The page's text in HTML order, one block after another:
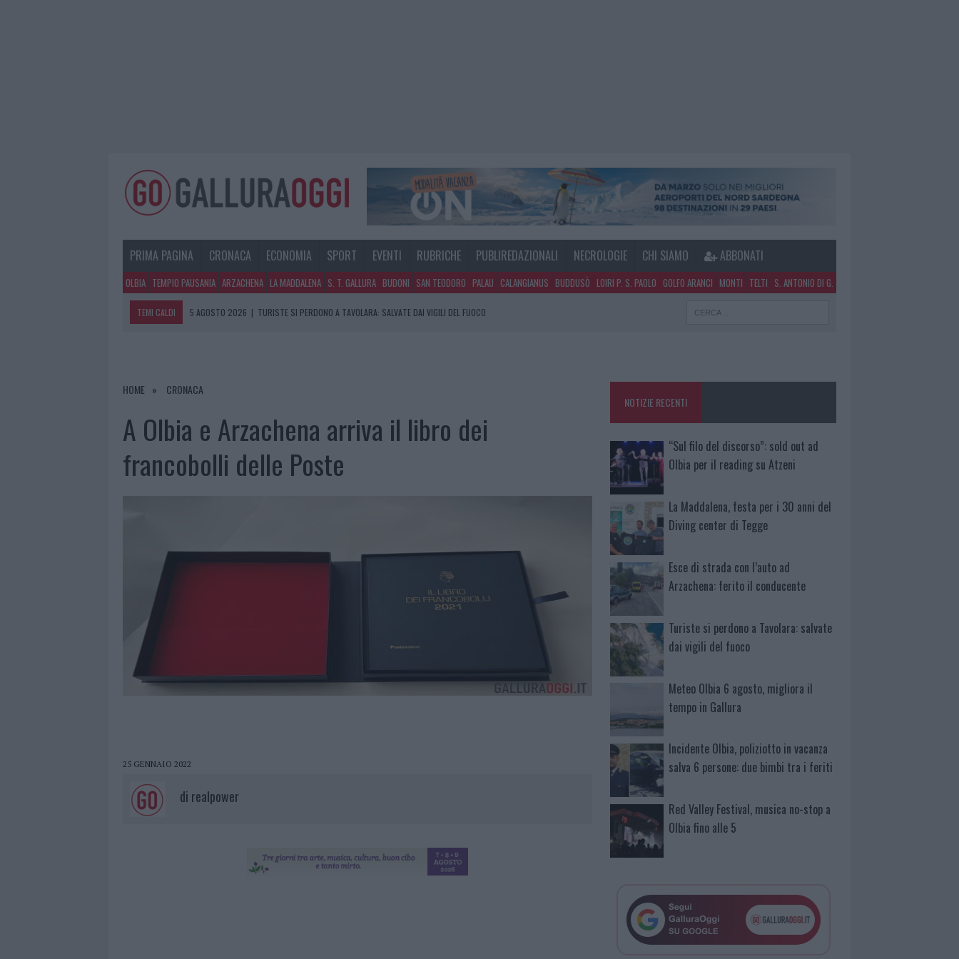
PRIMA PAGINA CRONACA ECONOMIA SPORT EVENTI RUBRICHE PUBLIREDAZIONALI NECROLOGIE CHI SIAMO ABBONATI
OLBIA TEMPIO PAUSANIA ARZACHENA LA MADDALENA S. T. GALLURA BUDONI SAN TEODORO PALAU CALANGIANUS BUDDUSÒ LOIRI P. S. PAOLO GOLFO ARANCI MONTI TELTI S. ANTONIO DI G.
TEMI CALDI 5 AGOSTO 2026 | TURISTE SI PERDONO A TAVOLARA: SALVATE DAI VIGILI DEL FUOCO
HOME CRONACA
A Olbia e Arzachena arriva il libro dei
francobolli delle Poste
25 GENNAIO 2022
di realpower
NOTIZIE RECENTI
“Sul filo del discorso”: sold out ad
Olbia per il reading su Atzeni
La Maddalena, festa per i 30 anni del
Diving center di Tegge
Esce di strada con l’auto ad
Arzachena: ferito il conducente
Turiste si perdono a Tavolara: salvate
dai vigili del fuoco
Meteo Olbia 6 agosto, migliora il
tempo in Gallura
Incidente Olbia, poliziotto in vacanza
salva 6 persone: due bimbi tra i feriti
Red Valley Festival, musica no-stop a
Olbia fino alle 5